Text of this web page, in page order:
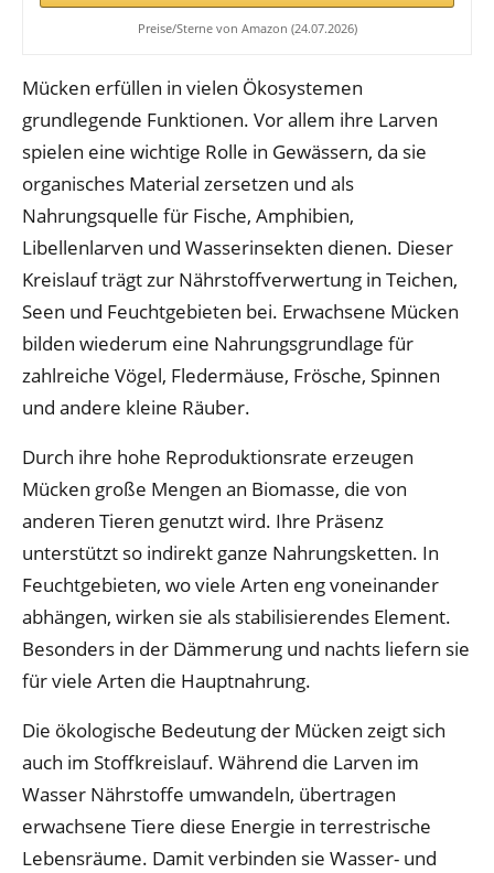
Preise/Sterne von Amazon (24.07.2026)
Mücken erfüllen in vielen Ökosystemen
grundlegende Funktionen. Vor allem ihre Larven
spielen eine wichtige Rolle in Gewässern, da sie
organisches Material zersetzen und als
Nahrungsquelle für Fische, Amphibien,
Libellenlarven und Wasserinsekten dienen. Dieser
Kreislauf trägt zur Nährstoffverwertung in Teichen,
Seen und Feuchtgebieten bei. Erwachsene Mücken
bilden wiederum eine Nahrungsgrundlage für
zahlreiche Vögel, Fledermäuse, Frösche, Spinnen
und andere kleine Räuber.
Durch ihre hohe Reproduktionsrate erzeugen
Mücken große Mengen an Biomasse, die von
anderen Tieren genutzt wird. Ihre Präsenz
unterstützt so indirekt ganze Nahrungsketten. In
Feuchtgebieten, wo viele Arten eng voneinander
abhängen, wirken sie als stabilisierendes Element.
Besonders in der Dämmerung und nachts liefern sie
für viele Arten die Hauptnahrung.
Die ökologische Bedeutung der Mücken zeigt sich
auch im Stoffkreislauf. Während die Larven im
Wasser Nährstoffe umwandeln, übertragen
erwachsene Tiere diese Energie in terrestrische
Lebensräume. Damit verbinden sie Wasser- und